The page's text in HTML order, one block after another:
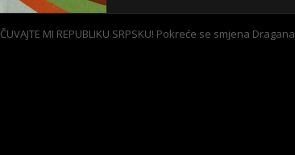
ČUVAJTE MI REPUBLIKU SRPSKU! Pokreće se smjena Dragana